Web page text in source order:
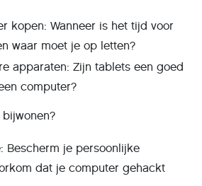
kopen: Wanneer is het tijd voor
waar moet je op letten?
apparaten: Zijn tablets een goed
computer?
Bescherm je persoonlijke
dat je computer gehackt